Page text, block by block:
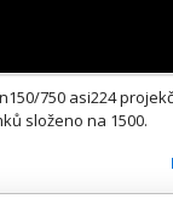
750 asi224
složeno na 1500.